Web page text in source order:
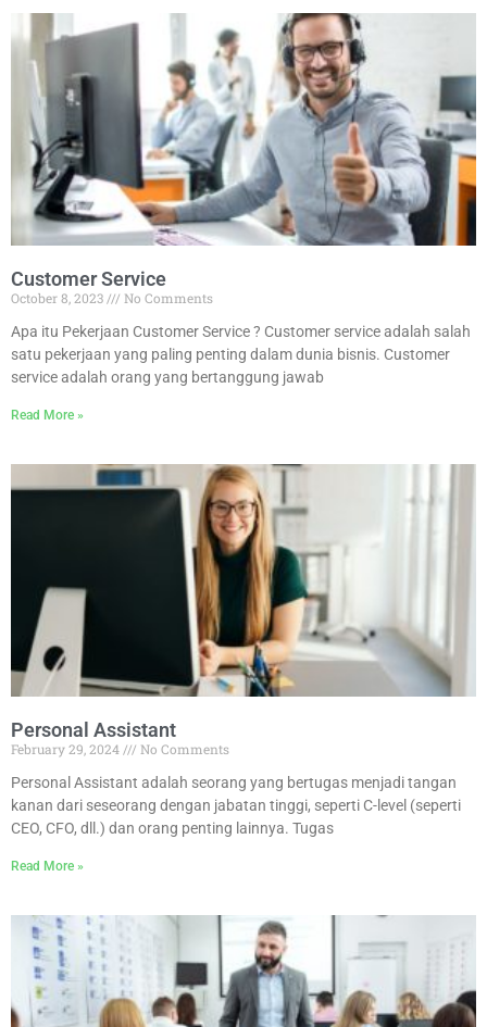
Customer Service
October 8, 2023
No Comments
Apa itu Pekerjaan Customer Service ? Customer service adalah salah
satu pekerjaan yang paling penting dalam dunia bisnis. Customer
service adalah orang yang bertanggung jawab
Read More »
Personal Assistant
February 29, 2024
No Comments
Personal Assistant adalah seorang yang bertugas menjadi tangan
kanan dari seseorang dengan jabatan tinggi, seperti C-level (seperti
CEO, CFO, dll.) dan orang penting lainnya. Tugas
Read More »